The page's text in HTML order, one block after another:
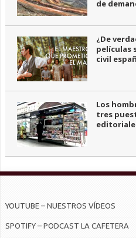
de
¿De
películas
civil
Los
tres
YOUTUBE – NUESTROS VÍDEOS
SPOTIFY – PODCAST LA CAFETERA